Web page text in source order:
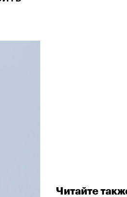
Читайте